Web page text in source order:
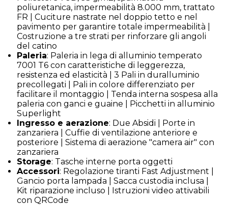
poliuretanica, impermeabilità 8.000 mm, trattato
FR | Cuciture nastrate nel doppio tetto e nel
pavimento per garantire totale impermeabilità |
Costruzione a tre strati per rinforzare gli angoli
del catino
Paleria: Paleria in lega di alluminio temperato
7001 T6 con caratteristiche di leggerezza,
resistenza ed elasticità | 3 Pali in duralluminio
precollegati | Pali in colore differenziato per
facilitare il montaggio | Tenda interna sospesa alla
paleria con ganci e guaine | Picchetti in alluminio
Superlight
Ingresso e aerazione: Due Absidi | Porte in
zanzariera | Cuffie di ventilazione anteriore e
posteriore | Sistema di aerazione "camera air" con
zanzariera
Storage: Tasche interne porta oggetti
Accessori: Regolazione tiranti Fast Adjustment |
Gancio porta lampada | Sacca custodia inclusa |
Kit riparazione incluso | Istruzioni video attivabili
con QRCode